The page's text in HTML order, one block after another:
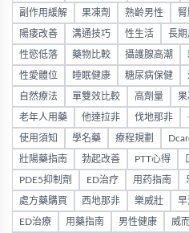
副作用緩解 果凍劑 熟齡男性
陽痿改善 溝通技巧 性生活 長期
性慾低落 藥物比較 攝護腺高潮
性愛體位 睡眠健康 糖尿病保健
自然療法 單雙效比較 高劑量 果
老年人用藥 他達拉非 伐地那非
使用須知 學名藥 療程規劃
壯陽藥指南 勃起改善 PTT心得
PDE5抑制劑 ED治疗 用药指南
處方藥購買 西地那非 樂威壯 早
ED治療 用藥指南 男性健康 威